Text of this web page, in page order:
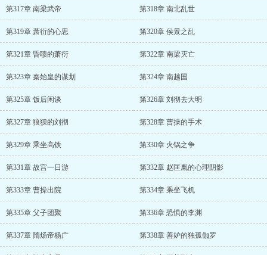
第317章 南梁武帝 第318章 南北乱世
第319章 萧衍的心思 第320章 侯景之乱
第321章 昏聩的萧衍 第322章 南梁灭亡
第323章 秦始皇的谋划 第324章 南越国
第325章 饭后闲谈 第326章 刘彻去大明
第327章 狼狈的刘彻 第328章 曹操的手术
第329章 乘坐高铁 第330章 火锅之争
第331章 故宫一日游 第332章 赵匡胤的心理阴影
第333章 曹操出院 第334章 乘坐飞机
第335章 父子团聚 第336章 恐惧的李渊
第337章 隋炀帝杨广 第338章 善妒的独孤伽罗